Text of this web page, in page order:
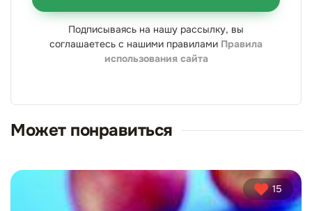
Подписываясь на нашу рассылку, вы
соглашаетесь с нашими правилами Правила
использования сайта
Может понравиться
15